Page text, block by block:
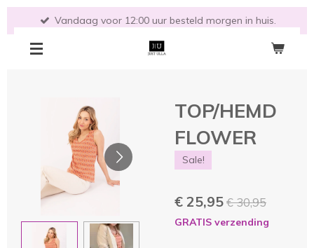
direct
Vandaag voor 12:00 uur besteld morgen in huis.
TOP/HEMD
FLOWER
Sale!
€ 25,95€ 30,95
GRATIS verzending